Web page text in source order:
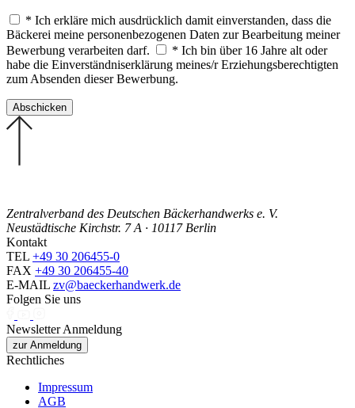
* Ich erkläre mich ausdrücklich damit einverstanden, dass die
Bäckerei meine personenbezogenen Daten zur Bearbeitung meiner
Bewerbung verarbeiten darf.
* Ich bin über 16 Jahre alt oder
habe die Einverständniserklärung meines/r Erziehungsberechtigten
zum Absenden dieser Bewerbung.
Zentralverband des Deutschen Bäckerhandwerks e. V.
Neustädtische Kirchstr. 7 A · 10117 Berlin
Kontakt
TEL +49 30 206455-0
FAX +49 30 206455-40
E-MAIL zv@baeckerhandwerk.de
Folgen Sie uns
Newsletter Anmeldung
zur Anmeldung
Rechtliches
Impressum
AGB